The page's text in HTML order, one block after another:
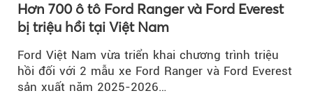
Hơn 700 ô tô Ford Ranger và Ford Everest
bị triệu hồi tại Việt Nam
Ford Việt Nam vừa triển khai chương trình triệu
hồi đối với 2 mẫu xe Ford Ranger và Ford Everest
sản xuất năm 2025-2026…